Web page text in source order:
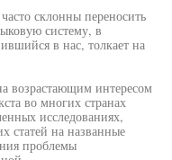
склонны переносить
систему, в
в нас, толкает на
возрастающим интересом
во многих странах
исследованиях,
статей на названные
проблемы